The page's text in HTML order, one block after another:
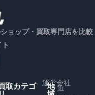
ョップ・買取専門店を比較
取カテゴ 地 近
運営会社